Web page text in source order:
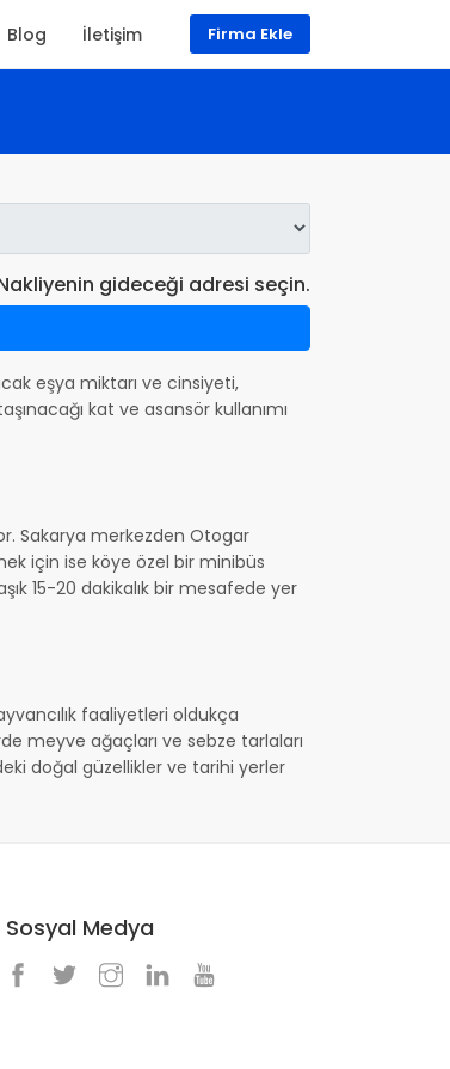
gideceği adresi seçin.
eşya miktarı ve cinsiyeti,
kat ve asansör kullanımı
Sakarya merkezden Otogar
için ise köye özel bir minibüs
15-20 dakikalık bir mesafede yer
faaliyetleri oldukça
meyve ağaçları ve sebze tarlaları
doğal güzellikler ve tarihi yerler
Sosyal Medya
Firma Ekle
Blog İletişim